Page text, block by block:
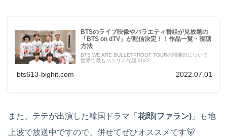
BTSのライブ映像やバラエティ番組が見放題の
「BTS on dTV」が配信決定！！作品一覧・視聴
方法
BTS WE ARE BULLETPROOF TOURの開催説について
世界で最もハンサムな顔 2022...
bts613-bighit.com 2022.07.01
また、テテが出演した韓国ドラマ「 花郎(ファラン) 」も地
上波で放送中ですので、併せてぜひオススメです🐻